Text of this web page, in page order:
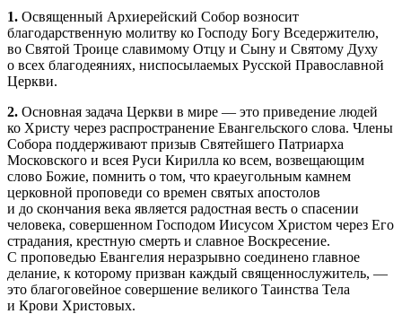
1. Освященный Архиерейский Собор возносит
благодарственную молитву ко Господу Богу Вседержителю,
во Святой Троице славимому Отцу и Сыну и Святому Духу
о всех благодеяниях, ниспосылаемых Русской Православной
Церкви.
2. Основная задача Церкви в мире — это приведение людей
ко Христу через распространение Евангельского слова. Члены
Собора поддерживают призыв Святейшего Патриарха
Московского и всея Руси Кирилла ко всем, возвещающим
слово Божие, помнить о том, что краеугольным камнем
церковной проповеди со времен святых апостолов
и до скончания века является радостная весть о спасении
человека, совершенном Господом Иисусом Христом через Его
страдания, крестную смерть и славное Воскресение.
С проповедью Евангелия неразрывно соединено главное
делание, к которому призван каждый священнослужитель, —
это благоговейное совершение великого Таинства Тела
и Крови Христовых.